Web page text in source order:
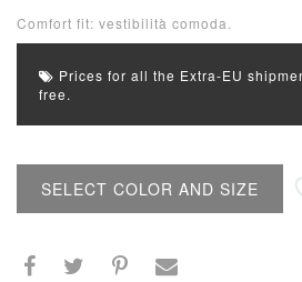
Comfort fit: vestibilità comoda.
Prices for all the Extra-EU
free.
SELECT COLOR AND SIZE